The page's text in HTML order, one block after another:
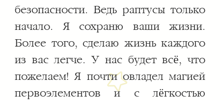
безопасности. Ведь раптусы только
начало. Я сохраню ваши жизни.
Более того, сделаю жизнь каждого
из вас легче. У нас будет всё, что
пожелаем! Я почти овладел магией
первоэлементов и с лёгкостью